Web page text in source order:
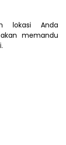
lokasi Anda
memandu